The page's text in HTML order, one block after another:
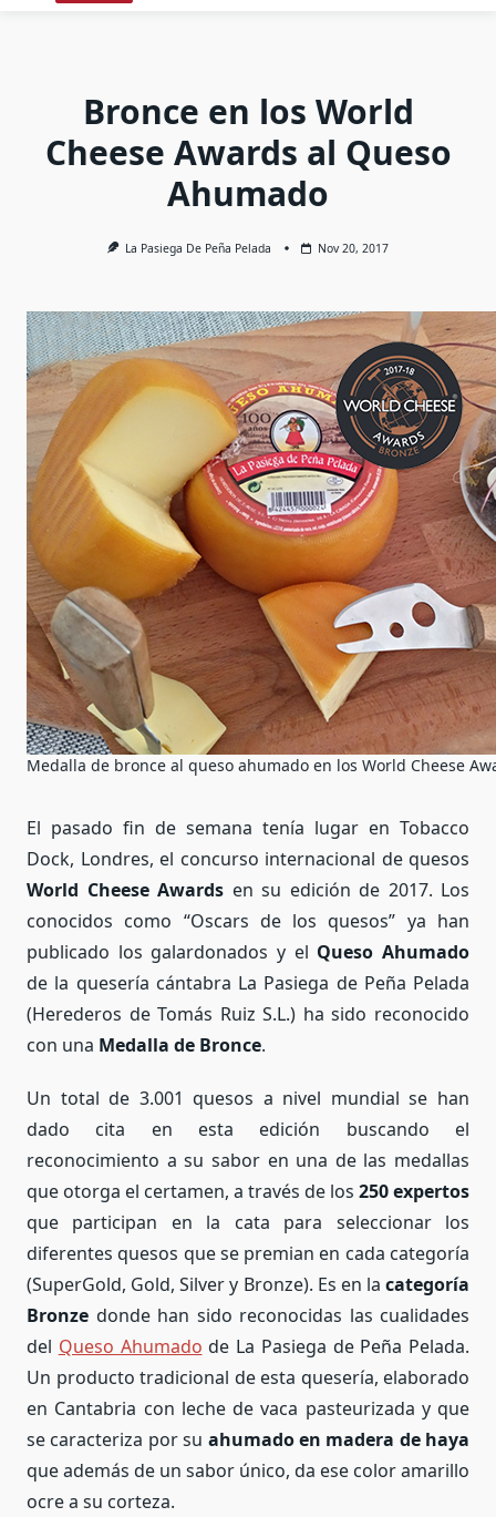
Bronce en los World
Cheese Awards al Queso
Ahumado
La Pasiega De Peña Pelada Nov 20, 2017
Medalla de bronce al queso ahumado en los World Cheese
El pasado fin de semana tenía lugar en Tobacco
Dock, Londres, el concurso internacional de quesos
World Cheese Awards en su edición de 2017. Los
conocidos como “Oscars de los quesos” ya han
publicado los galardonados y el Queso Ahumado
de la quesería cántabra La Pasiega de Peña Pelada
(Herederos de Tomás Ruiz S.L.) ha sido reconocido
con una Medalla de Bronce.
Un total de 3.001 quesos a nivel mundial se han
dado cita en esta edición buscando el
reconocimiento a su sabor en una de las medallas
que otorga el certamen, a través de los 250 expertos
que participan en la cata para seleccionar los
diferentes quesos que se premian en cada categoría
(SuperGold, Gold, Silver y Bronze). Es en la categoría
Bronze donde han sido reconocidas las cualidades
del Queso Ahumado de La Pasiega de Peña Pelada.
Un producto tradicional de esta quesería, elaborado
en Cantabria con leche de vaca pasteurizada y que
se caracteriza por su ahumado en madera de haya
que además de un sabor único, da ese color amarillo
ocre a su corteza.